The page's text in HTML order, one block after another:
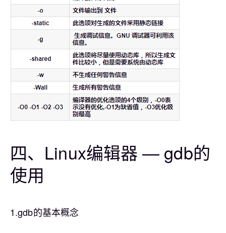
四、Linux编辑器 — gdb的
使用
1.gdb的基本概念